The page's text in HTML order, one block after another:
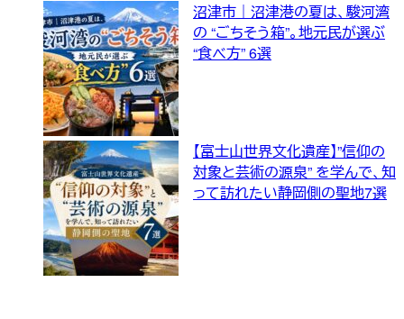
沼津市｜沼津港の夏は、駿河湾
の “ごちそう箱”。地元民が選ぶ
“食べ方” 6選
【富士山世界文化遺産】”信仰の
対象と芸術の源泉” を学んで、知
って訪れたい静岡側の聖地7選